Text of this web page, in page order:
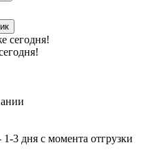
1-3 дня с момента отгрузки